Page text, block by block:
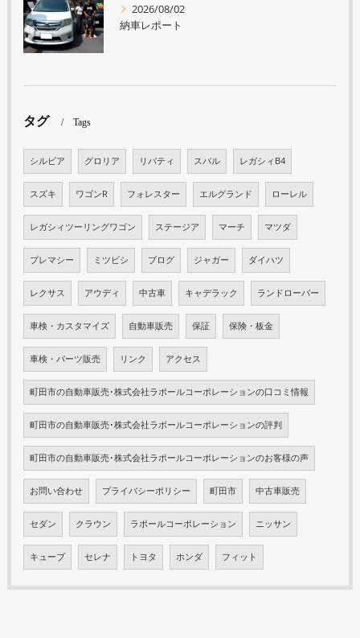
2026/08/02
納車レポート
タグ Tags
シルビア グロリア リバティ スバル レガシィB4
スズキ ワゴンR フォレスター エルグランド ローレル
レガシィツーリングワゴン ステージア マーチ マツダ
プレマシー ミツビシ ブログ ジャガー ダイハツ
レクサス アウディ 中古車 キャデラック ランドローバー
車検・カスタマイズ 自動車販売 保証 保険・板金
車検・パーツ販売 リンク アクセス
町田市の自動車販売･株式会社ラポールコーポレーションの口コミ情報
町田市の自動車販売･株式会社ラポールコーポレーションの評判
町田市の自動車販売･株式会社ラポールコーポレーションのお客様の声
お問い合わせ プライバシーポリシー 町田市 中古車販売
セダン クラウン ラポールコーポレーション ニッサン
キューブ セレナ トヨタ ホンダ フィット